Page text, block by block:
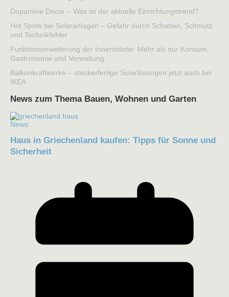
Dopamine Decor – Was ist der aktuelle Einrichtungstrend?
Hot Spots bei Solaranlagen – Gefahr durch Schatten, Schmutz
und Technikfehler
Funktionserweiterung der Innenstädte: Mehr als nur Konsum,
Gastronomie und Verwaltung
Balkonkraftwerke – steckerfertige Solarlösungen jetzt auch bei
IKEA
News zum Thema Bauen, Wohnen und Garten
News
Haus in Griechenland kaufen: Tipps für Sonne und
Sicherheit